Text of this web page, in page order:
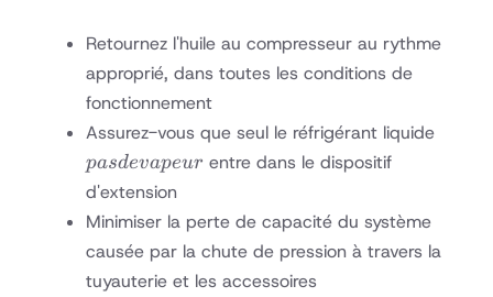
Retournez l'huile au compresseur au rythme
approprié, dans toutes les conditions de
fonctionnement
Assurez-vous que seul le réfrigérant liquide
pasdevapeur entre dans le dispositif
d'extension
Minimiser la perte de capacité du système
causée par la chute de pression à travers la
tuyauterie et les accessoires